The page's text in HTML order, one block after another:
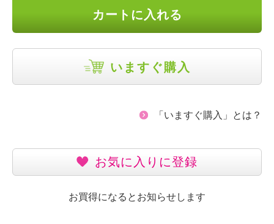
カートに入れる
いますぐ購入
「いますぐ購入」とは？
お気に入りに登録
お買得になるとお知らせします